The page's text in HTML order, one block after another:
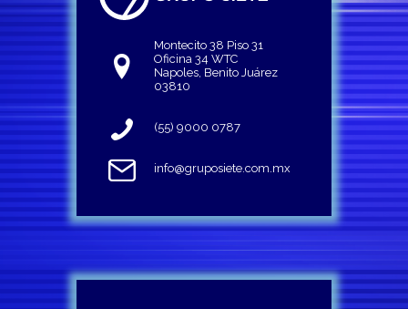
Montecito 38 Piso 31
Oficina 34 WTC
Napoles, Benito Juárez
03810
(55) 9000 0787
info@gruposiete.com.mx